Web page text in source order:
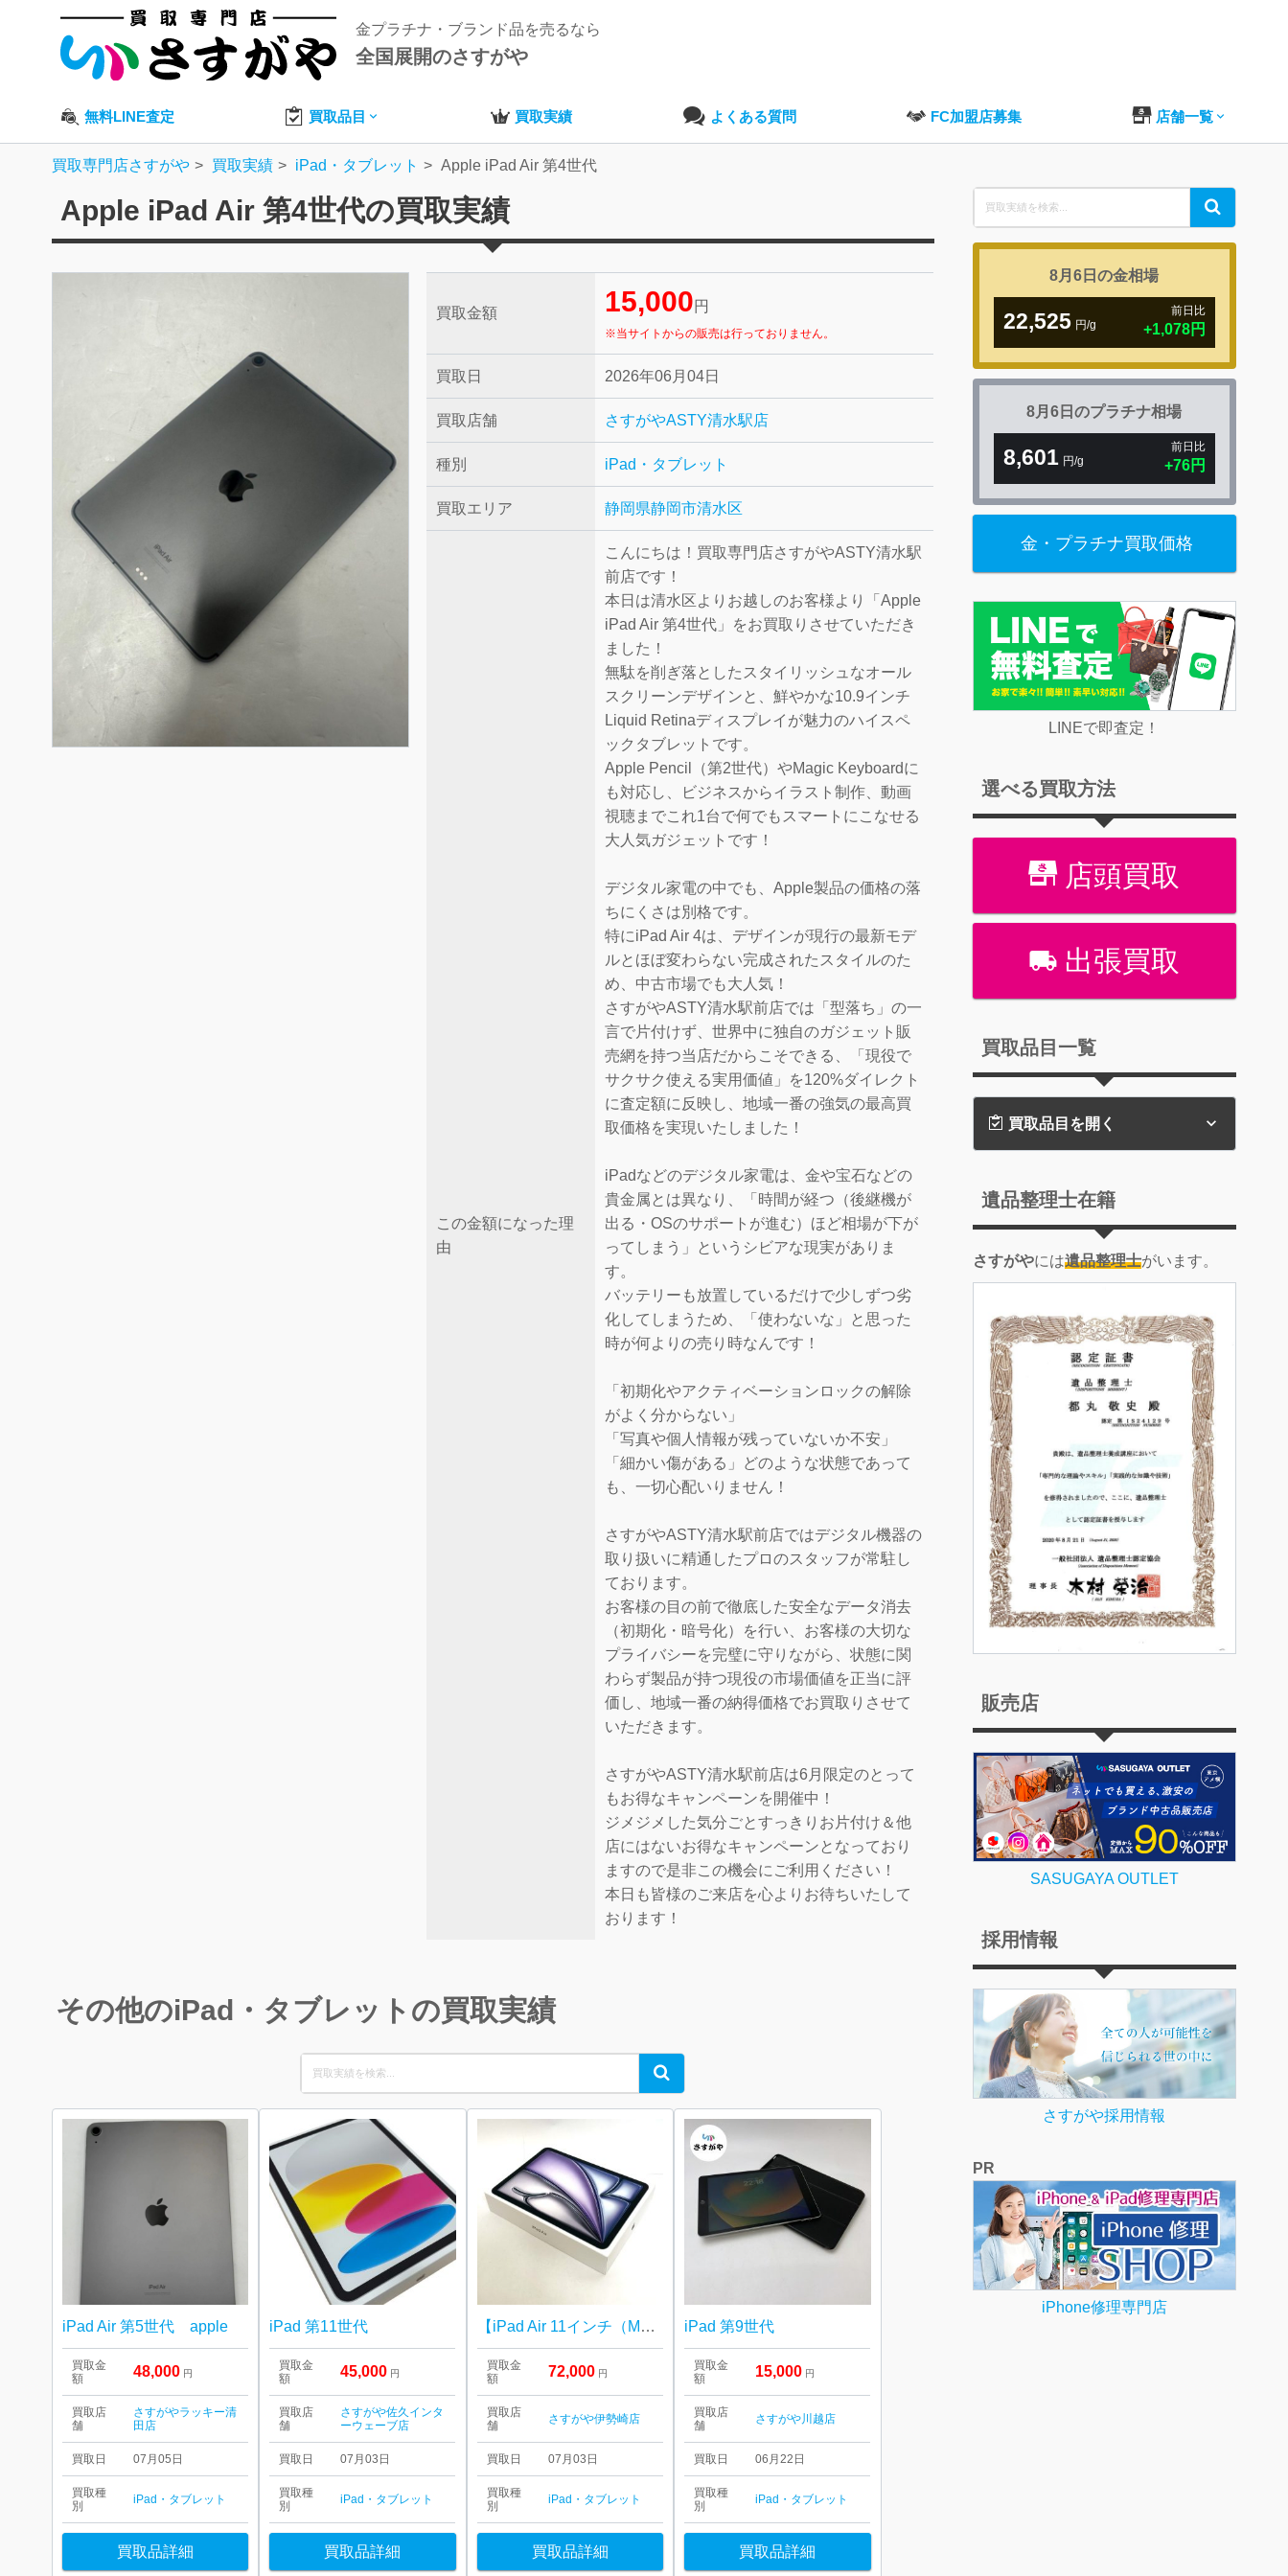
金プラチナ・ブランド品を売るなら
全国展開のさすがや
無料LINE査定 買取品目 買取実績 よくある質問 FC加盟店募集 店舗一覧
買取専門店さすがや 買取実績 iPad・タブレット Apple iPad Air 第4世代
Apple iPad Air 第4世代の買取実績
買取金額 15,000 円
※当サイトからの販売は行っておりません。
買取日 2026年06月04日
買取店舗 さすがやASTY清水駅店
種別 iPad・タブレット
買取エリア 静岡県静岡市清水区
この金額になった理
由
こんにちは！買取専門店さすがやASTY清水駅
前店です！
本日は清水区よりお越しのお客様より「Apple
iPad Air 第4世代」をお買取りさせていただき
ました！
無駄を削ぎ落としたスタイリッシュなオール
スクリーンデザインと、鮮やかな10.9インチ
Liquid Retinaディスプレイが魅力のハイスペ
ックタブレットです。
Apple Pencil（第2世代）やMagic Keyboardに
も対応し、ビジネスからイラスト制作、動画
視聴までこれ1台で何でもスマートにこなせる
大人気ガジェットです！
デジタル家電の中でも、Apple製品の価格の落
ちにくさは別格です。
特にiPad Air 4は、デザインが現行の最新モデ
ルとほぼ変わらない完成されたスタイルのた
め、中古市場でも大人気！
さすがやASTY清水駅前店では「型落ち」の一
言で片付けず、世界中に独自のガジェット販
売網を持つ当店だからこそできる、「現役で
サクサク使える実用価値」を120%ダイレクト
に査定額に反映し、地域一番の強気の最高買
取価格を実現いたしました！
iPadなどのデジタル家電は、金や宝石などの
貴金属とは異なり、「時間が経つ（後継機が
出る・OSのサポートが進む）ほど相場が下が
ってしまう」というシビアな現実がありま
す。
バッテリーも放置しているだけで少しずつ劣
化してしまうため、「使わないな」と思った
時が何よりの売り時なんです！
「初期化やアクティベーションロックの解除
がよく分からない」
「写真や個人情報が残っていないか不安」
「細かい傷がある」どのような状態であって
も、一切心配いりません！
さすがやASTY清水駅前店ではデジタル機器の
取り扱いに精通したプロのスタッフが常駐し
ております。
お客様の目の前で徹底した安全なデータ消去
（初期化・暗号化）を行い、お客様の大切な
プライバシーを完璧に守りながら、状態に関
わらず製品が持つ現役の市場価値を正当に評
価し、地域一番の納得価格でお買取りさせて
いただきます。
さすがやASTY清水駅前店は6月限定のとって
もお得なキャンペーンを開催中！
ジメジメした気分ごとすっきりお片付け＆他
店にはないお得なキャンペーンとなっており
ますので是非この機会にご利用ください！
本日も皆様のご来店を心よりお待ちいたして
おります！
その他のiPad・タブレットの買取実績
Search
for:
Search
iPad Air 第5世代 apple
買取金
額
48,000 円
買取店
舗
さすがやラッキー清
田店
買取日 07月05日
買取種
別
iPad・タブレット
買取品詳細
iPad 第11世代
買取金
額
45,000 円
買取店
舗
さすがや佐久インタ
ーウェーブ店
買取日 07月03日
買取種
別
iPad・タブレット
買取品詳細
【iPad Air 11インチ（M4）128GB Wi-Fiモデル】未使用品 高価買取｜伊勢崎市市場町
買取金
額
72,000 円
買取店
舗
さすがや伊勢崎店
買取日 07月03日
買取種
別
iPad・タブレット
買取品詳細
iPad 第9世代
買取金
額
15,000 円
買取店
舗
さすがや川越店
買取日 06月22日
買取種
別
iPad・タブレット
買取品詳細
Search
for:
Search
8月6日の金相場
22,525 円/g
前日比
+1,078円
8月6日のプラチナ相場
8,601 円/g
前日比
+76円
金・プラチナ買取価格
LINEで即査定！
選べる買取方法
店頭買取
出張買取
買取品目一覧
買取品目を開く
遺品整理士在籍
さすがやには遺品整理士がいます。
販売店
SASUGAYA OUTLET
採用情報
さすがや採用情報
PR
iPhone修理専門店